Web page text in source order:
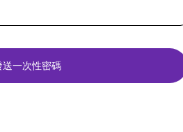
送一次性密碼